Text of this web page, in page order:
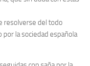
resolverse del todo
por la sociedad española